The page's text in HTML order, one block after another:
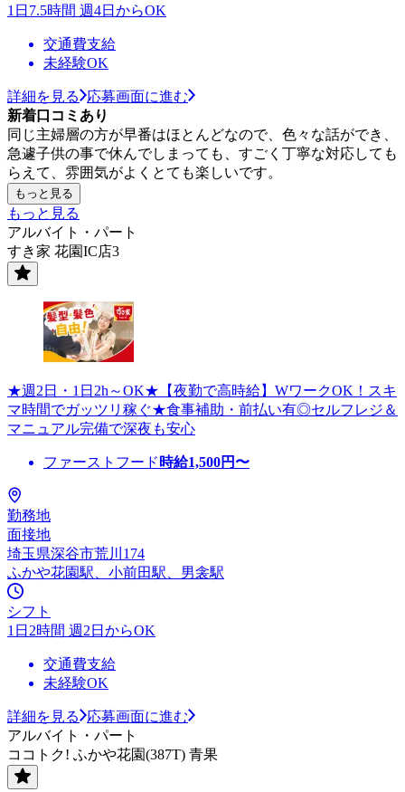
1日7.5時間 週4日からOK
交通費支給
未経験OK
詳細を見る
応募画面に進む
新着口コミあり
同じ主婦層の方が早番はほとんどなので、色々な話ができ、
急遽子供の事で休んでしまっても、すごく丁寧な対応しても
らえて、雰囲気がよくとても楽しいです。
もっと見る
もっと見る
アルバイト・パート
すき家 花園IC店3
★週2日・1日2h～OK★【夜勤で高時給】WワークOK！スキ
マ時間でガッツリ稼ぐ★食事補助・前払い有◎セルフレジ＆
マニュアル完備で深夜も安心
ファーストフード 時給1,500円〜
勤務地
面接地
埼玉県深谷市荒川174
ふかや花園駅、小前田駅、男衾駅
シフト
1日2時間 週2日からOK
交通費支給
未経験OK
詳細を見る
応募画面に進む
アルバイト・パート
ココトク! ふかや花園(387T) 青果